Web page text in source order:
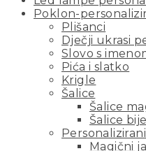
Poklon-
Plišanci
Dječji ukrasi
Slovo s
Pića i slatko
Krigle
Šalice
Šalice
Šalice
Magični